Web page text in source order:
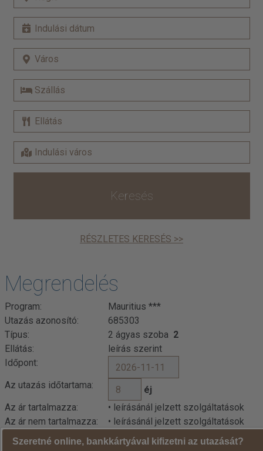
Keresés
RÉSZLETES KERESÉS >>
Megrendelés
Program:
Mauritius ***
Utazás azonosító:
685303
Típus:
2 ágyas szoba 2
Ellátás:
leírás szerint
Időpont:
Az utazás időtartama:
éj
Az ár tartalmazza:
• leírásánál jelzett szolgáltatások
Az ár nem tartalmazza:
• leírásánál jelzett szolgáltatások
Kalkuláció
Szeretné online, bankkártyával kifizetni az utazását?